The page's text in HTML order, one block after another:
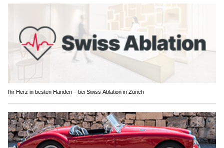
Ihr Herz in besten Händen – bei Swiss Ablation in Zürich